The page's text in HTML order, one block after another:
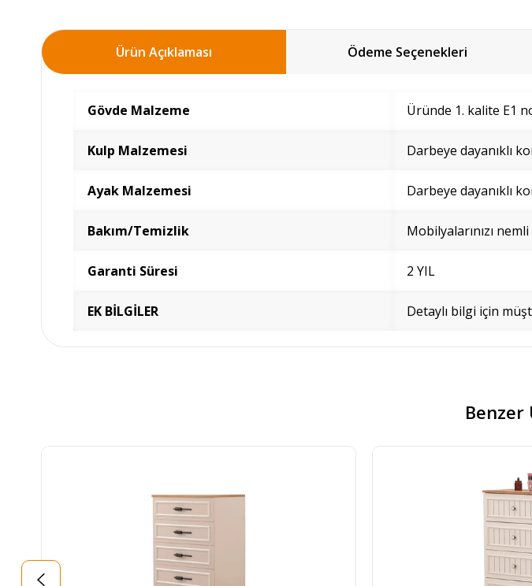
Ürün Açıklaması Ödeme Seçenekleri
Gövde Malzeme Üründe 1. kalite E1
Kulp Malzemesi Darbeye dayanıklı
Ayak Malzemesi Darbeye dayanıklı
Bakım/Temizlik Mobilyalarınızı
Garanti Süresi 2 YIL
EK BİLGİLER Detaylı bilgi için